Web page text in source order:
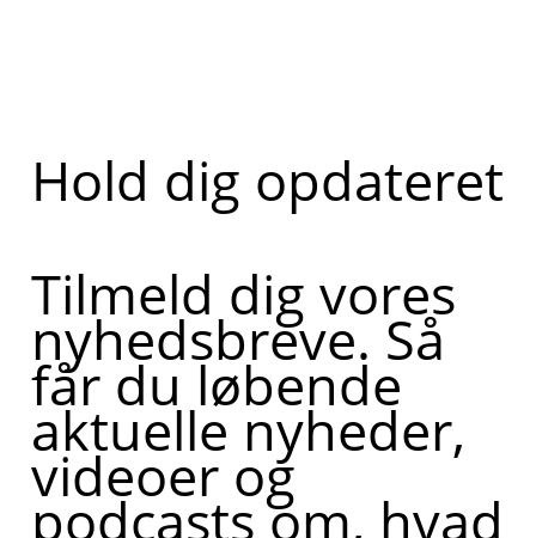
Hold dig opdateret
Tilmeld dig vores
nyhedsbreve. Så
får du løbende
aktuelle nyheder,
videoer og
podcasts om, hvad